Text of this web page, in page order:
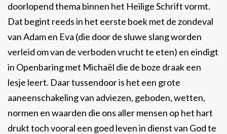
doorlopend thema binnen het Heilige Schrift vormt.
Dat begint reeds in het eerste boek met de zondeval
van Adam en Eva (die door de sluwe slang worden
verleid om van de verboden vrucht te eten) en eindigt
in Openbaring met Michaël die de boze draak een
lesje leert. Daar tussendoor is het een grote
aaneenschakeling van adviezen, geboden, wetten,
normen en waarden die ons aller mensen op het hart
drukt toch vooral een goed leven in dienst van God te